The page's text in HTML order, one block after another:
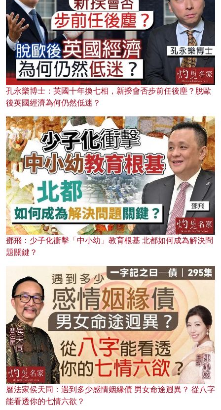
孔永樂博士：英國十年換七相，新揆會否步前任後塵？脫歐
後英國經濟為何仍然低迷？
鄧飛：少子化衝擊「中小幼」教育根基 北都如何成為解決問
題關鍵？
曆法家侯天同：遇到多少感情姻緣債 男女命途迥異？ 從八字
能看透你的七情六欲？